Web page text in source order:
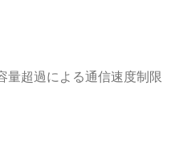
量超過による通信速度制限